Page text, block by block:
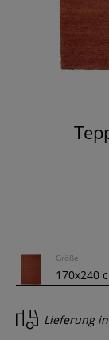
Größe
Lieferung in